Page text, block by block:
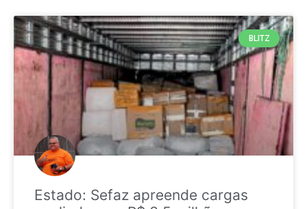
BLITZ
Estado: Sefaz apreende cargas